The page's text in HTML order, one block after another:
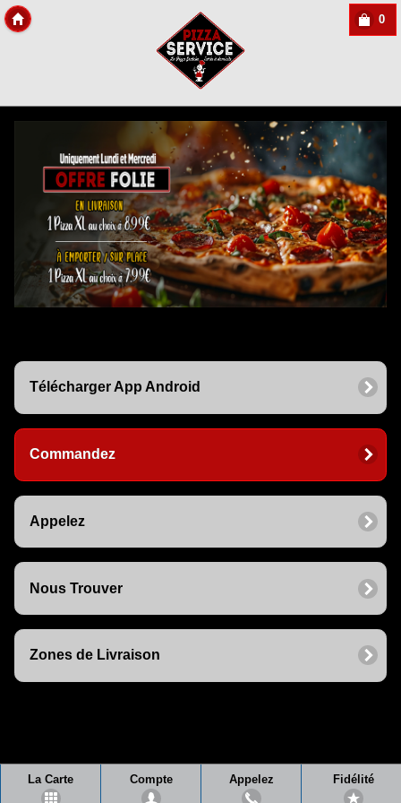
0
Télécharger App Android
Commandez
Appelez
Nous Trouver
Zones de Livraison
La Carte Compte Appelez Fidélité
Copyright Des-click